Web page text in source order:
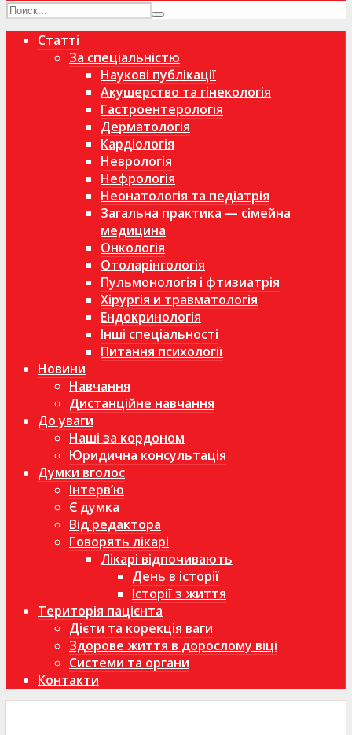
Статті
За спеціальністю
Наукові публікації
Акушерство та гінекологія
Гастроентерологія
Дерматологія
Кардіологія
Неврологія
Нефрологія
Неонатологія та педіатрія
Загальна практика — сімейна
медицина
Онкологія
Отоларінгологія
Пульмонологія і фтизиатрія
Хірургія и травматологія
Ендокринологія
Інші спеціальності
Питання психології
Новини
Навчання
Дистанційне навчання
До уваги
Наші за кордоном
Юридична консультація
Думки вголос
Інтерв’ю
Є думка
Від редактора
Говорять лікарі
Лікарі відпочивають
День в історії
Історії з життя
Територія пацієнта
Дієти та корекція ваги
Здорове життя в дорослому віці
Системи та органи
Контакти